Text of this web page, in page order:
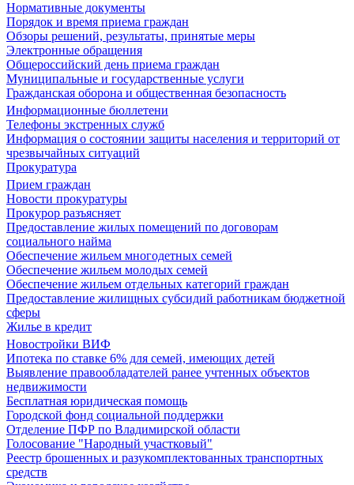
Нормативные документы
Порядок и время приема граждан
Обзоры решений, результаты, принятые меры
Электронные обращения
Общероссийский день приема граждан
Муниципальные и государственные услуги
Гражданская оборона и общественная безопасность
Информационные бюллетени
Телефоны экстренных служб
Информация о состоянии защиты населения и территорий от
чрезвычайных ситуаций
Прокуратура
Прием граждан
Новости прокуратуры
Прокурор разъясняет
Предоставление жилых помещений по договорам
социального найма
Обеспечение жильем многодетных семей
Обеспечение жильем молодых семей
Обеспечение жильем отдельных категорий граждан
Предоставление жилищных субсидий работникам бюджетной
сферы
Жилье в кредит
Новостройки ВИФ
Ипотека по ставке 6% для семей, имеющих детей
Выявление правообладателей ранее учтенных объектов
недвижимости
Бесплатная юридическая помощь
Городской фонд социальной поддержки
Отделение ПФР по Владимирской области
Голосование "Народный участковый"
Реестр брошенных и разукомплектованных транспортных
средств